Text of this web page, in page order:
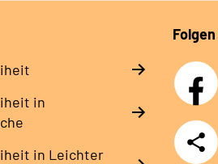
in
in Leichter
Facebook
Teilen